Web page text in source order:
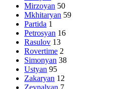
Mirzoyan 50
Mkhitaryan 59
Partida 1
Petrosyan 16
Rasulov 13
Rovertime 2
Simonyan 38
Ustyan 95
Zakaryan 12
Zeynalyan 7